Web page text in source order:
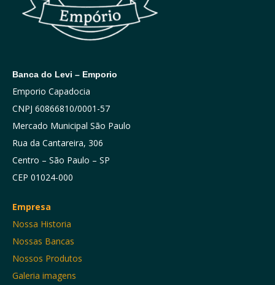
Banca do Levi – Emporio
Emporio Capadocia
CNPJ 60866810/0001-57
Mercado Municipal São Paulo
Rua da Cantareira, 306
Centro – São Paulo – SP
CEP 01024-000
Empresa
Nossa Historia
Nossas Bancas
Nossos Produtos
Galeria imagens